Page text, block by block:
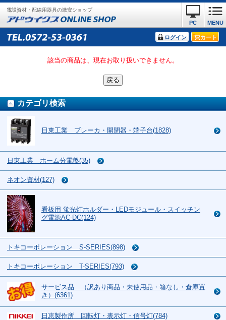
電設資材・配線用器具の激安ショップ
MENU
PC
ログイン カート
該当の商品は、現在お取り扱いできません。
カテゴリ検索
日東工業 ブレーカ・開閉器・端子台(1828)
日東工業 ホーム分電盤(35)
ネオン資材(127)
看板用 蛍光灯ホルダー・LEDモジュール・スイッチン
グ電源AC-DC(124)
トキコーポレーション S-SERIES(898)
トキコーポレーション T-SERIES(793)
サービス品 （訳あり商品・未使用品・箱なし・倉庫置
き）(6361)
日恵製作所 回転灯・表示灯・信号灯(784)